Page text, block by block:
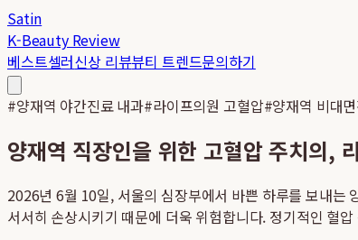
Satin
K-Beauty Review
베스트셀러신상 리뷰뷰티 트렌드문의하기
#양재역 야간진료 내과#라이프의원 고혈압#양재역 비대
양재역 직장인을 위한 고혈압 주치의,
2026년 6월 10일, 서울의 심장부에서 바쁜 하루를 보내는
서서히 손상시키기 때문에 더욱 위험합니다. 정기적인 혈